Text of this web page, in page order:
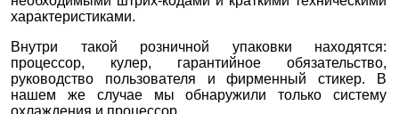
характеристиками.
Внутри такой розничной упаковки находятся:
процессор, кулер, гарантийное обязательство,
руководство пользователя и фирменный стикер. В
нашем же случае мы обнаружили только систему
охлаждения и процессор.